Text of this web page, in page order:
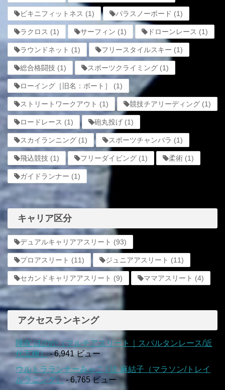
ビキニフィットネス (1) パラスノーボード (1)
ラクロス (1) サーフィン (1) ドローンレース (1)
ラウンドネット (1) フリースタイルスキー (1)
総合格闘技 (1) スポーツクライミング (1)
ローイング［旧名：ボート］ (1)
ストリートワークアウト (1) 競技チアリーディング (1)
ロードレース (1) 砲丸投げ (1)
スカイランニング (1) スポーツチャンバラ (1)
飛込競技 (1) フリーダイビング (1) 柔術 (1)
ガイドランナー (1)
キャリア区分
デュアルキャリアアスリート (93)
プロアスリート (11) ジュニアアスリート (11)
セカンドキャリアアスリート (9) ママアスリート (4)
アクセスランキング
陣在 ほのか（マルチアスリート｜スパルタンレース/近
代五種）- 6,941 ビュー
ウルトラランナーみゃこ | 辻 麻結子（マラソン/トレイ
ルラニング）- 6,765 ビュー